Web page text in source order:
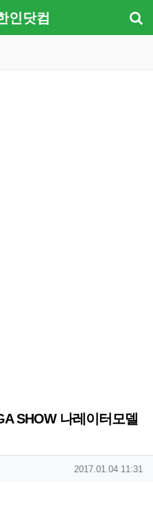
인닷컴
SHOW 나레이터모델
작성일
2017.01.04 11:31